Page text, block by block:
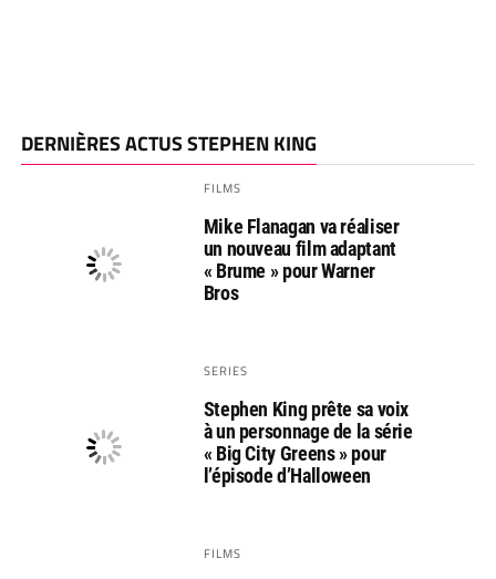
DERNIÈRES ACTUS STEPHEN KING
FILMS
Mike Flanagan va réaliser
un nouveau film adaptant
« Brume » pour Warner
Bros
SERIES
Stephen King prête sa voix
à un personnage de la série
« Big City Greens » pour
l’épisode d’Halloween
FILMS